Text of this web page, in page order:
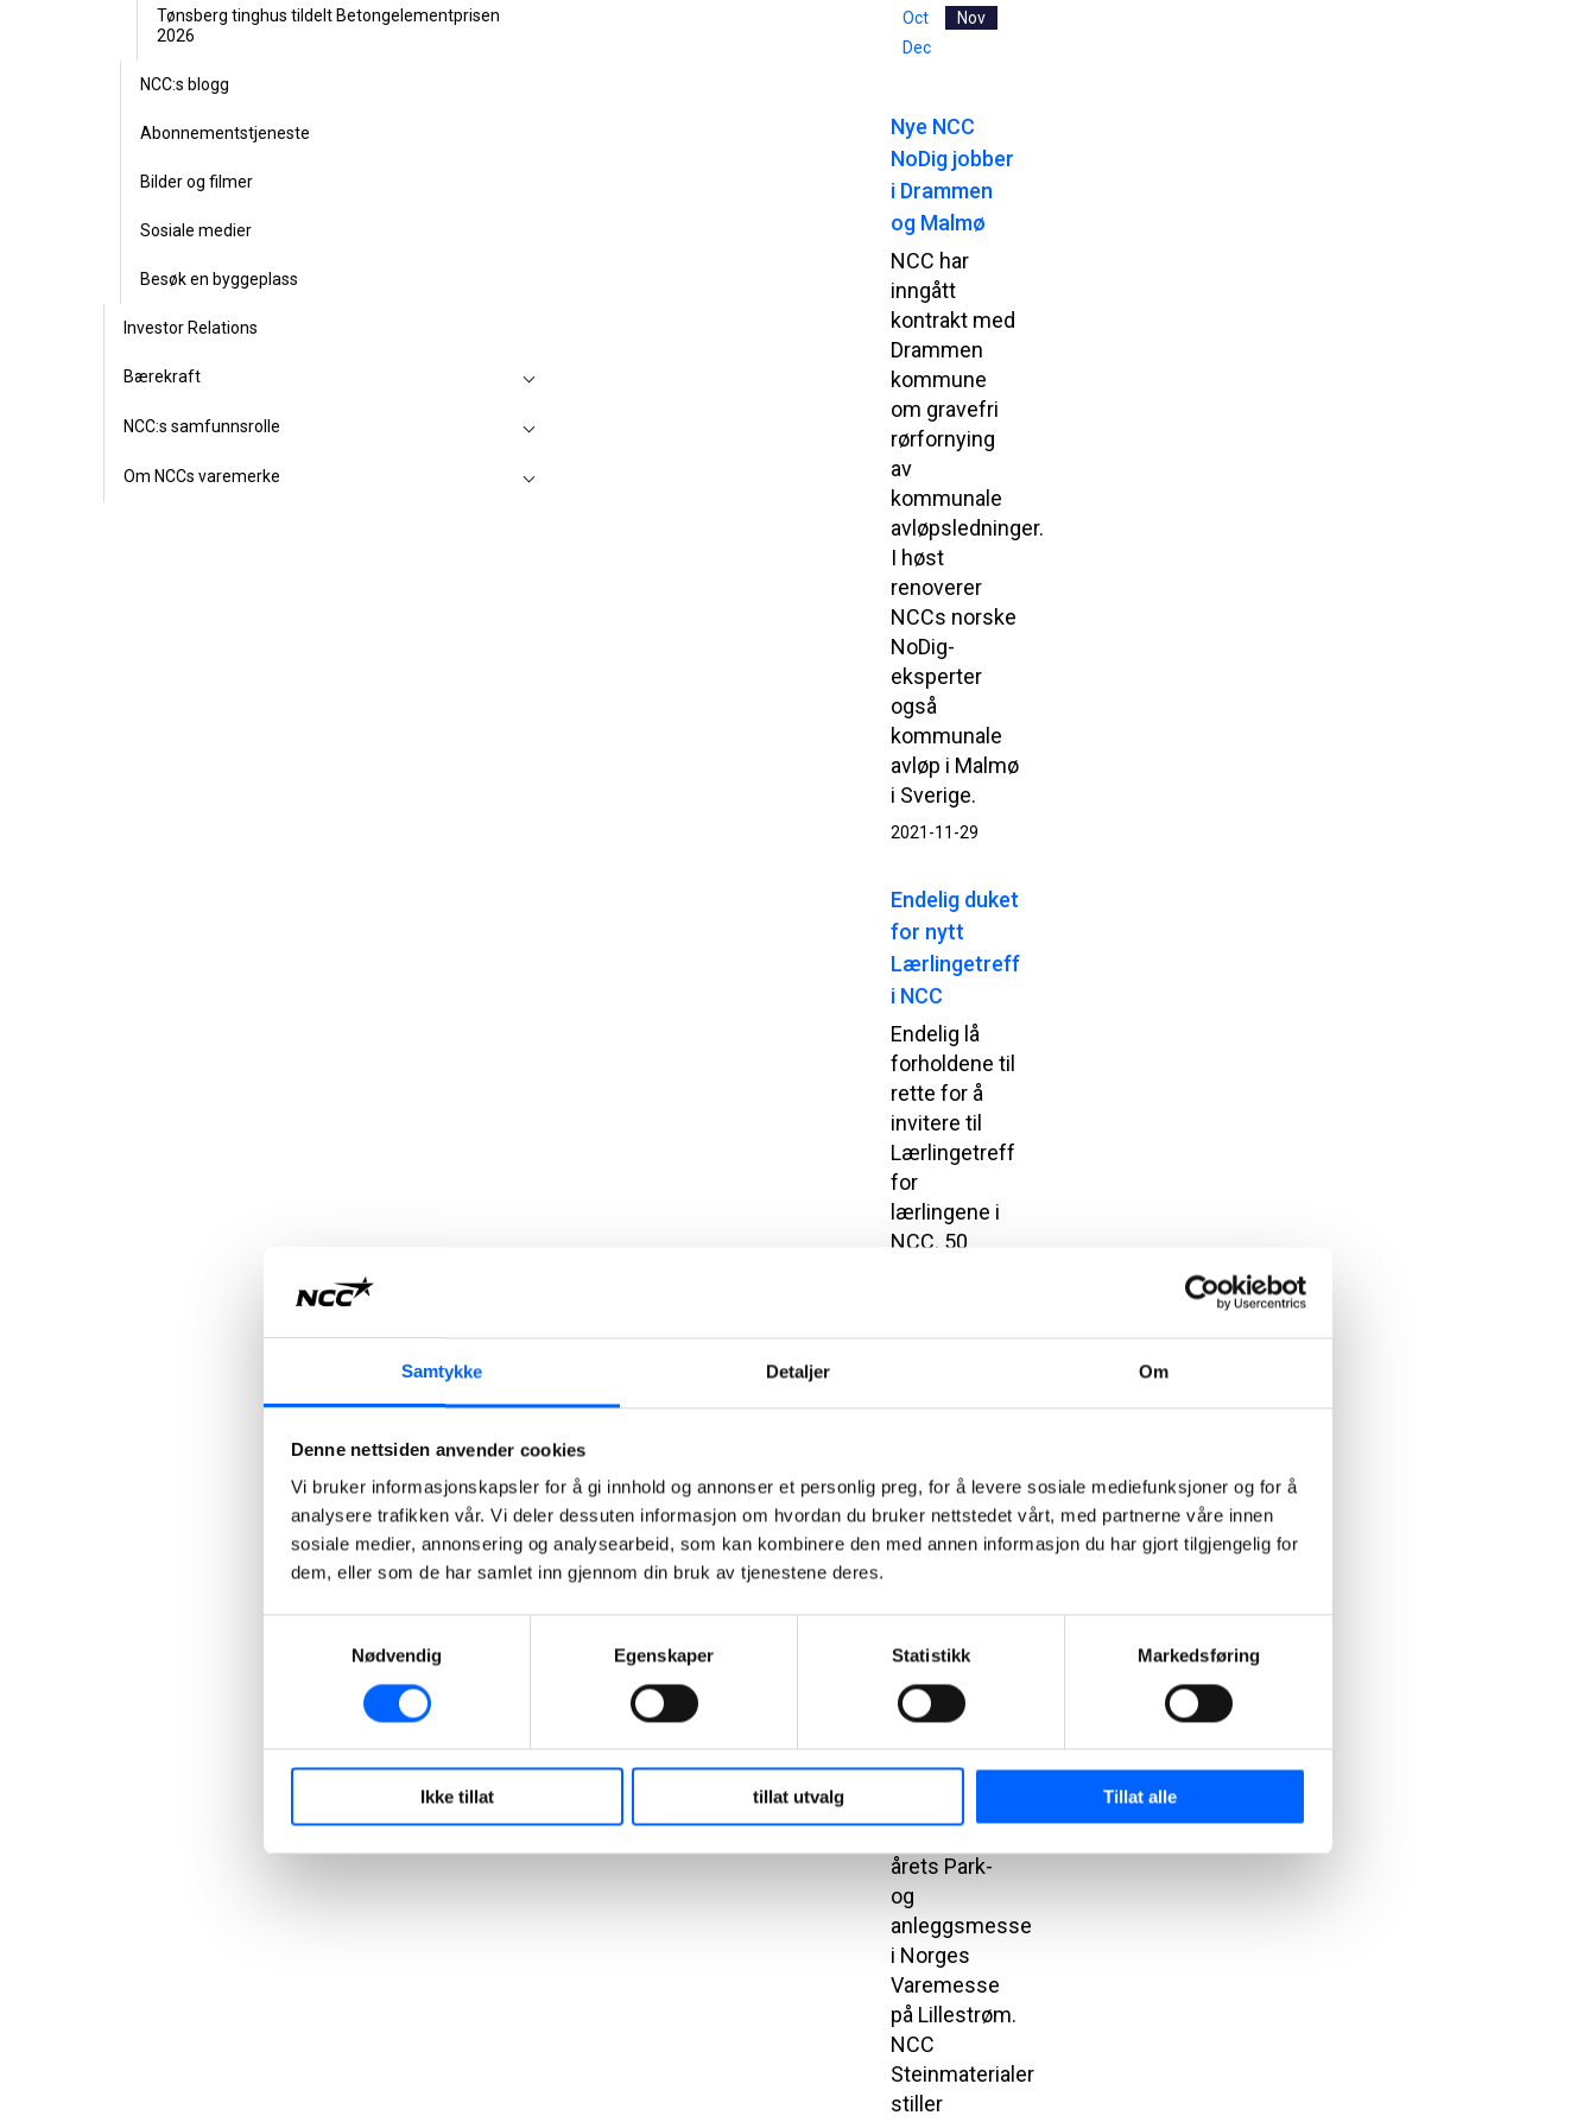
Samtykke Detaljer Om
Denne nettsiden anvender cookies
Vi bruker informasjonskapsler for å gi innhold og annonser et personlig preg, for å levere sosiale mediefunksjoner og for å
analysere trafikken vår. Vi deler dessuten informasjon om hvordan du bruker nettstedet vårt, med partnerne våre innen
sosiale medier, annonsering og analysearbeid, som kan kombinere den med annen informasjon du har gjort tilgjengelig for
dem, eller som de har samlet inn gjennom din bruk av tjenestene deres.
Nødvendig
Egenskaper Statistikk Markedsføring
Ikke tillat tillat utvalg Tillat alle
Tønsberg tinghus tildelt Betongelementprisen
2026
NCC:s blogg
Abonnementstjeneste
Bilder og filmer
Sosiale medier
Besøk en byggeplass
Investor Relations
Bærekraft
NCC:s samfunnsrolle
Om NCCs varemerke
Oct
Nov
Dec
Nye NCC
NoDig jobber
i Drammen
og Malmø
NCC har
inngått
kontrakt med
Drammen
kommune
om gravefri
rørfornying
av
kommunale
avløpsledninger.
I høst
renoverer
NCCs norske
NoDig-
eksperter
også
kommunale
avløp i Malmø
i Sverige.
2021-11-29
Endelig duket
for nytt
Lærlingetreff
i NCC
Endelig lå
forholdene til
rette for å
invitere til
Lærlingetreff
for
lærlingene i
NCC. 50
bli bedre
kjent med
NCC.
Møt NCC
på Park- og
4. og 5.
årets Park-
og
anleggsmesse
i Norges
Varemesse
på Lillestrøm.
NCC
Steinmaterialer
stiller